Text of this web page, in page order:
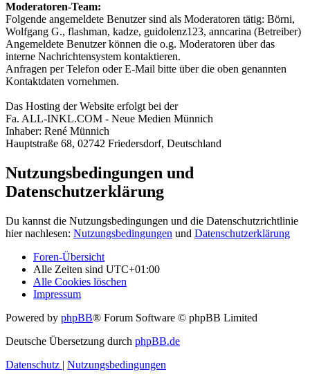
Moderatoren-Team:
Folgende angemeldete Benutzer sind als Moderatoren tätig: Börni,
Wolfgang G., flashman, kadze, guidolenz123, anncarina (Betreiber)
Angemeldete Benutzer können die o.g. Moderatoren über das
interne Nachrichtensystem kontaktieren.
Anfragen per Telefon oder E-Mail bitte über die oben genannten
Kontaktdaten vornehmen.
Das Hosting der Website erfolgt bei der
Fa. ALL-INKL.COM - Neue Medien Münnich
Inhaber: René Münnich
Hauptstraße 68, 02742 Friedersdorf, Deutschland
Nutzungsbedingungen und
Datenschutzerklärung
Du kannst die Nutzungsbedingungen und die Datenschutzrichtlinie
hier nachlesen: Nutzungsbedingungen und Datenschutzerklärung
Foren-Übersicht
Alle Zeiten sind UTC+01:00
Alle Cookies löschen
Impressum
Powered by phpBB® Forum Software © phpBB Limited
Deutsche Übersetzung durch phpBB.de
Datenschutz | Nutzungsbedingungen